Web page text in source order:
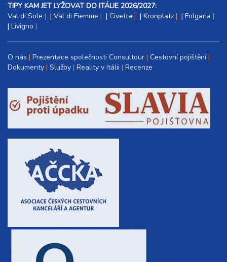
TIPY KAM JET LYŽOVAT DO ITÁLIE 2026/2027:
Val di Sole
| Val di Fiemme | Civetta | Kronplatz | Folgaria
| Livigno
O nás Prezentace společnosti Consultour Cestovní pojištění
Dokumenty Služby Reality v Itálii Recenze